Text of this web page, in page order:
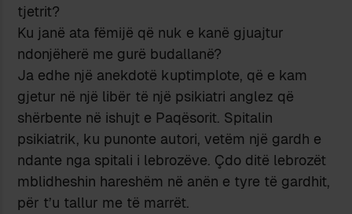
tjetrit?
Ku janë ata fëmijë që nuk e kanë gjuajtur
ndonjëherë me gurë budallanë?
Ja edhe një anekdotë kuptimplote, që e kam
gjetur në një libër të një psikiatri anglez që
shërbente në ishujt e Paqësorit. Spitalin
psikiatrik, ku punonte autori, vetëm një gardh e
ndante nga spitali i lebrozëve. Çdo ditë lebrozët
mblidheshin hareshëm në anën e tyre të gardhit,
për t’u tallur me të marrët.